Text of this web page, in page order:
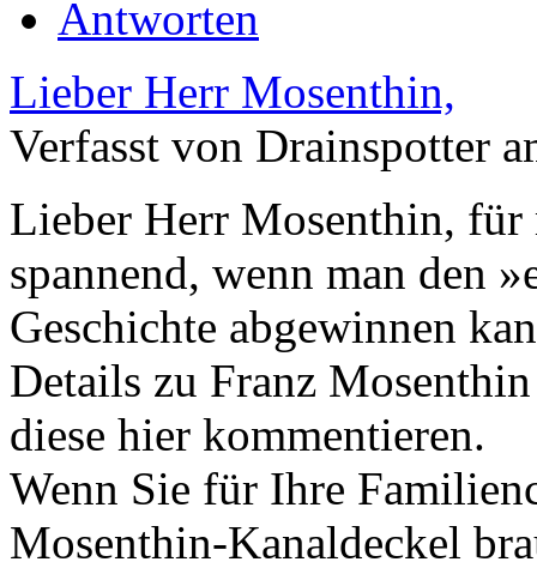
Antworten
Lieber Herr Mosenthin,
Verfasst von Drainspotter
Lieber Herr Mosenthin, für
spannend, wenn man den
Geschichte abgewinnen
Details zu Franz
diese hier kommentieren.
Wenn Sie für Ihre
Mosenthin-Kanaldeckel